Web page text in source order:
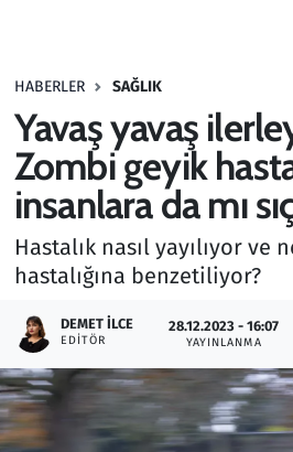
HABERLER SAĞLIK
Yavaş yavaş
Zombi geyik
insanlara da mı
Hastalık nasıl yayılıyor ve
hastalığına benzetiliyor?
DEMET İLCE
EDITÖR
28.12.2023 - 16:07
YAYINLANMA
Haber
Kültür Sanat
Kurumsal Haberler
Lezzet Durağı
Memur ve Kamu
Otomobil
Oyun